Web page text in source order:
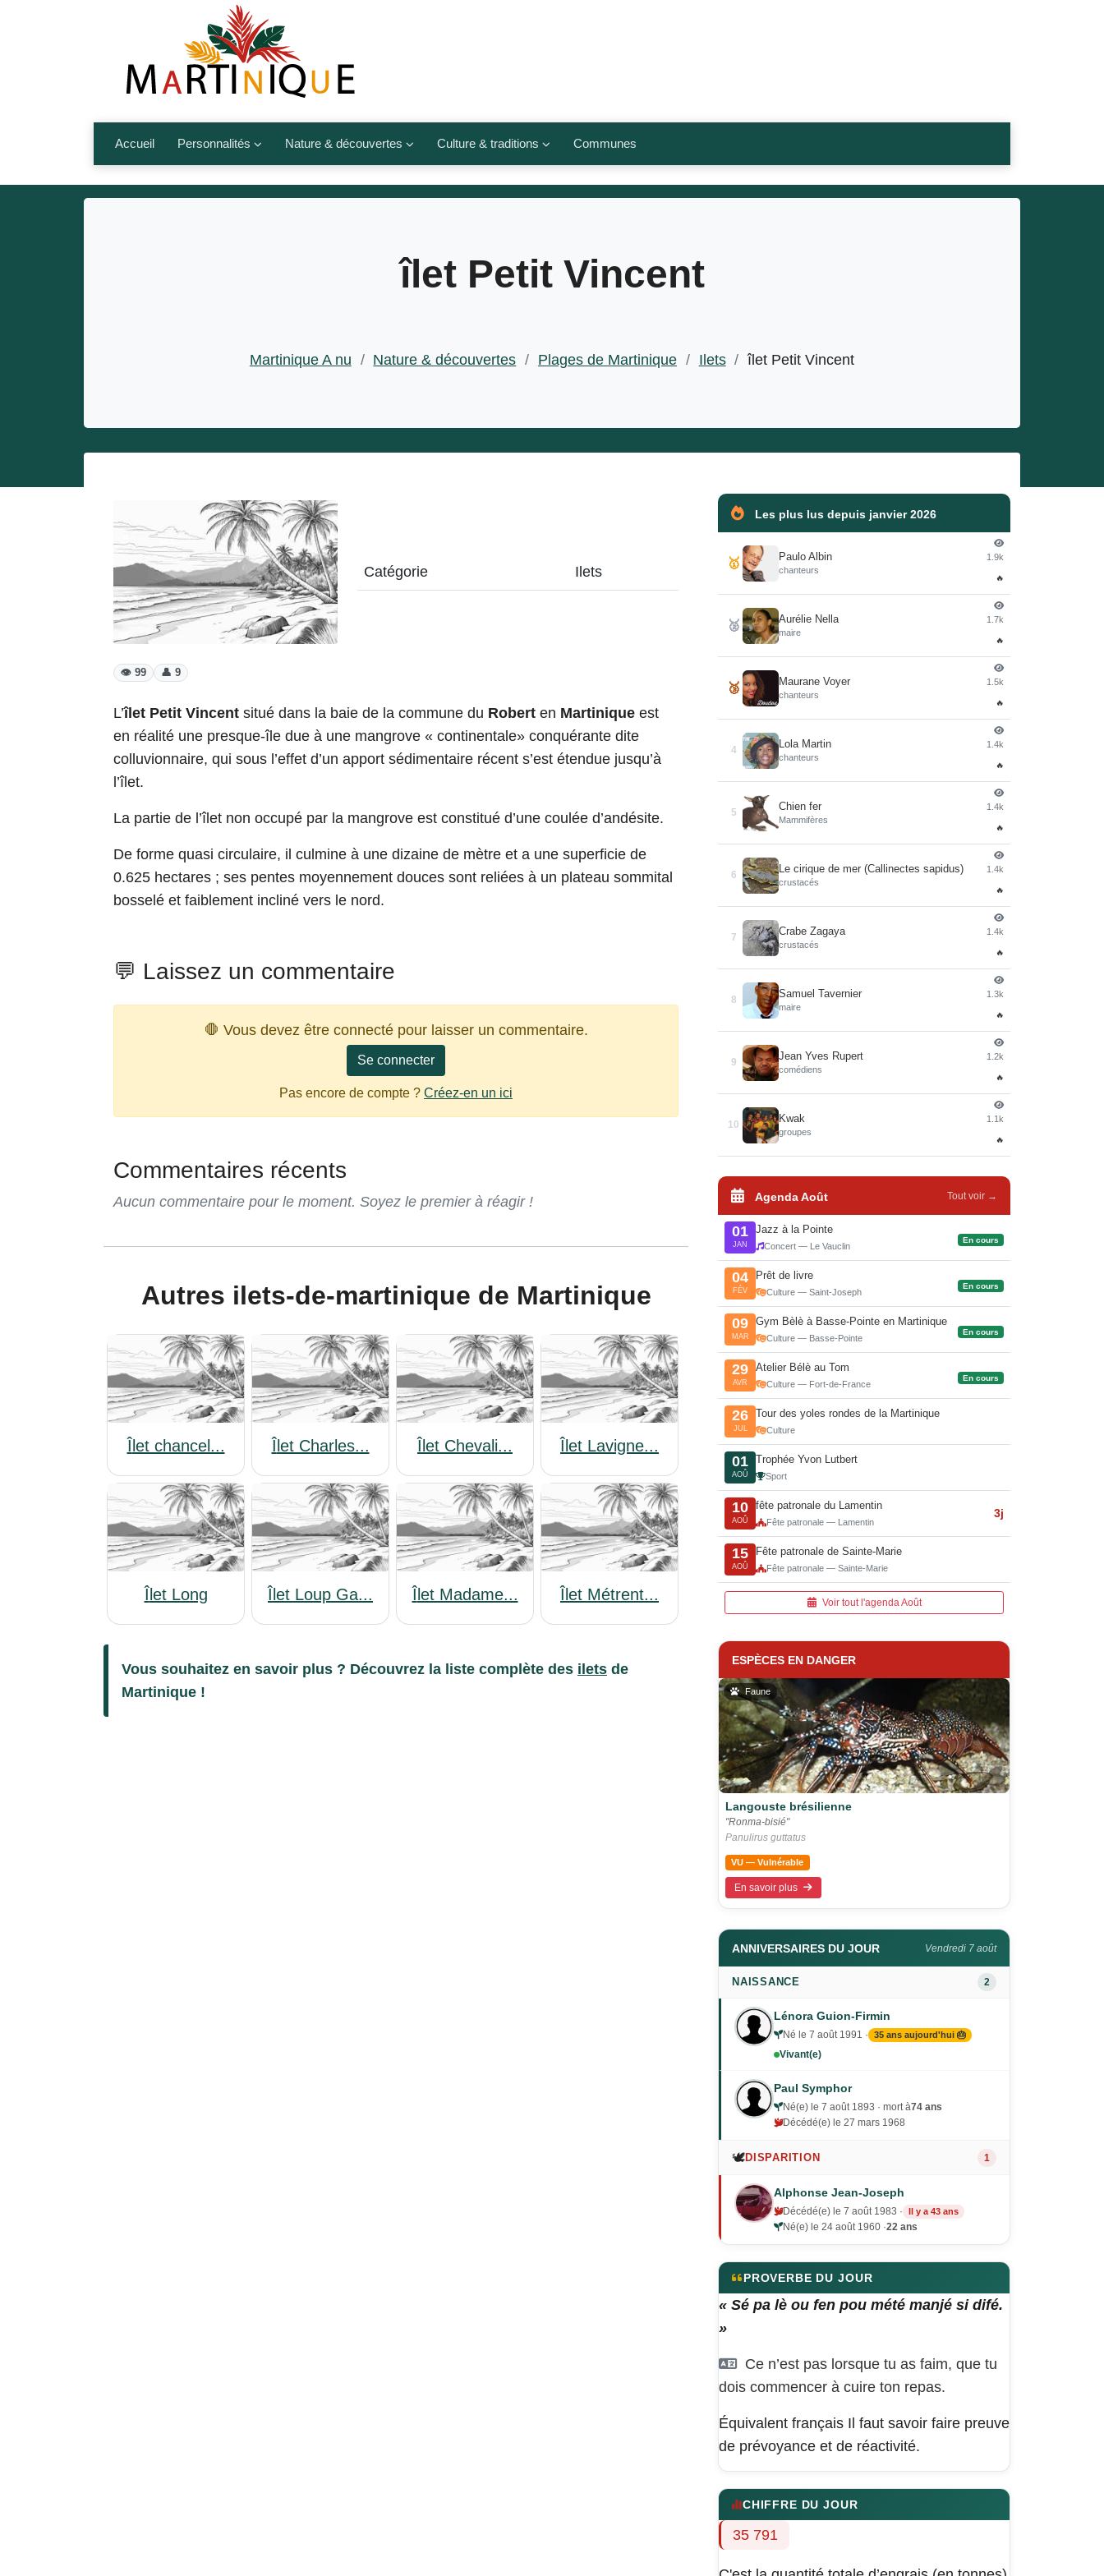
Accueil Personnalités
Artistes
Nature & découvertes
Fleurs, fruits, légumes
Culture & traditions
Culte et religions
populaires
Communes
îlet Petit Vincent
Martinique A nu / Nature & découvertes / Plages de Martinique / Ilets / îlet Petit Vincent
Catégorie Ilets
👁️ 99 👤 9
L’îlet Petit Vincent situé dans la baie de la commune du Robert en Martinique est
en réalité une presque-île due à une mangrove « continentale» conquérante dite
colluvionnaire, qui sous l’effet d’un apport sédimentaire récent s’est étendue jusqu’à
l’îlet.
La partie de l’îlet non occupé par la mangrove est constitué d’une coulée d’andésite.
De forme quasi circulaire, il culmine à une dizaine de mètre et a une superficie de
0.625 hectares ; ses pentes moyennement douces sont reliées à un plateau sommital
bosselé et faiblement incliné vers le nord.
💬 Laissez un commentaire
🛑 Vous devez être connecté pour laisser un commentaire.
Se connecter
Pas encore de compte ? Créez-en un ici
Commentaires récents
Aucun commentaire pour le moment. Soyez le premier à réagir !
Autres ilets-de-martinique de Martinique
Îlet chancel... îlet Charles... Îlet Chevali... Îlet Lavigne...
Îlet Long Îlet Loup Ga... Îlet Madame... Îlet Métrent...
Vous souhaitez en savoir plus ? Découvrez la liste complète des ilets de
Martinique !
Les plus lus depuis janvier 2026
🥇 Paulo Albin
chanteurs
1.9k
🔥
🥈 Aurélie Nella
maire
1.7k
🔥
🥉 Maurane Voyer
chanteurs
1.5k
🔥
4
Lola Martin
chanteurs
1.4k
🔥
5
Chien fer
Mammifères
1.4k
🔥
6
Le cirique de mer (Callinectes sapidus)
crustacés
1.4k
🔥
7
Crabe Zagaya
crustacés
1.4k
🔥
8
Samuel Tavernier
maire
1.3k
🔥
9
Jean Yves Rupert
comédiens
1.2k
🔥
10
Kwak
groupes
1.1k
🔥
Agenda Août Tout voir →
01
JAN
Jazz à la Pointe
Concert — Le Vauclin
En cours
04
FÉV
Prêt de livre
Culture — Saint-Joseph
En cours
09
MAR
Gym Bèlè à Basse-Pointe en Martinique
Culture — Basse-Pointe
En cours
29
AVR
Atelier Bélè au Tom
Culture — Fort-de-France
En cours
26
JUL
Tour des yoles rondes de la Martinique
Culture
01
AOÛ
Trophée Yvon Lutbert
Sport
10
AOÛ
fête patronale du Lamentin
Fête patronale — Lamentin
3j
15
AOÛ
Fête patronale de Sainte-Marie
Fête patronale — Sainte-Marie
Voir tout l'agenda Août
ESPÈCES EN DANGER
Faune
Langouste brésilienne
"Ronma-bisié"
Panulirus guttatus
VU — Vulnérable
En savoir plus
ANNIVERSAIRES DU JOUR Vendredi 7 août
NAISSANCE 2
Lénora Guion-Firmin
Né le 7 août 1991 · 35 ans aujourd'hui 🎂
Vivant(e)
Paul Symphor
Né(e) le 7 août 1893 · mort à74 ans
Décédé(e) le 27 mars 1968
🕊️DISPARITION 1
Alphonse Jean-Joseph
Décédé(e) le 7 août 1983 · Il y a 43 ans
Né(e) le 24 août 1960 ·22 ans
PROVERBE DU JOUR
« Sé pa lè ou fen pou mété manjé si difé.
»
Ce n’est pas lorsque tu as faim, que tu
dois commencer à cuire ton repas.
Équivalent français Il faut savoir faire preuve
de prévoyance et de réactivité.
CHIFFRE DU JOUR
35 791